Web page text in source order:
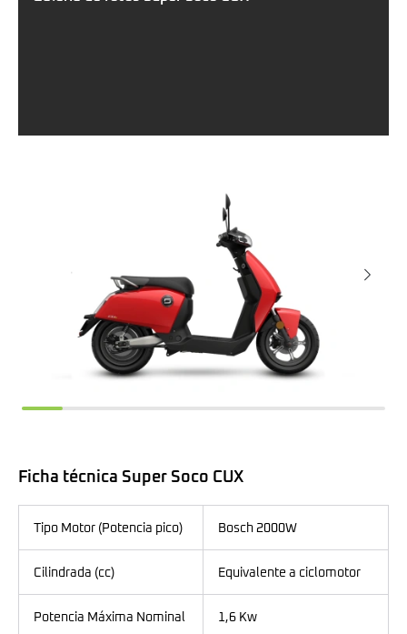
Ficha técnica Super Soco CUX
Tipo Motor (Potencia pico) Bosch 2000W
Cilindrada (cc) Equivalente a ciclomotor
Potencia Máxima Nominal 1,6 Kw